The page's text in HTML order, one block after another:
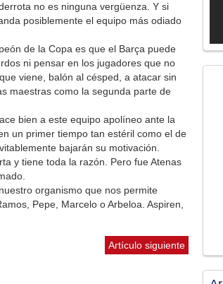
no es ninguna vergüenza. Y si
posiblemente el equipo más odiado
de la Copa es que el Barça puede
ni pensar en los jugadores que no
viene, balón al césped, a atacar sin
maestras como la segunda parte de
bien a este equipo apolíneo ante la
un primer tiempo tan estéril como el de
bajarán su motivación.
y tiene toda la razón. Pero fue Atenas
organismo que nos permite
Pepe, Marcelo o Arbeloa. Aspiren,
Artículo siguiente